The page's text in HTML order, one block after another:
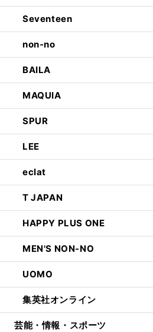
Seventeen
non-no
BAILA
MAQUIA
SPUR
LEE
eclat
T JAPAN
HAPPY PLUS ONE
MEN'S NON-NO
UOMO
集英社オンライン
芸能・情報・スポーツ